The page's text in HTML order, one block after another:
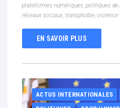
plateformes numériques, politiques de
réseaux sociaux, transphobie, violence
EN SAVOIR PLUS
ACTUS INTERNATIONALES